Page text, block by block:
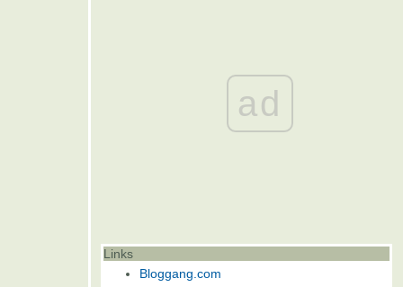
ad
Links
Bloggang.com